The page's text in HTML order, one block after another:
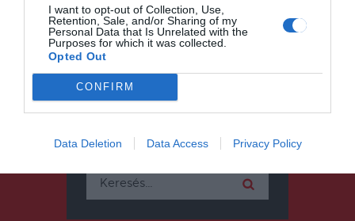
I want to opt-out of Collection, Use,
Retention, Sale, and/or Sharing of my
Personal Data that Is Unrelated with the
Purposes for which it was collected.
Opted Out
CONFIRM
Data Deletion Data Access Privacy Policy
Keresés: